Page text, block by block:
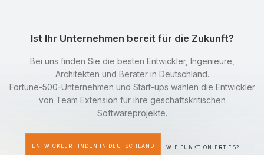
Ist Ihr Unternehmen bereit für die Zukunft?
Bei uns finden Sie die besten Entwickler, Ingenieure,
Architekten und Berater in Deutschland.
Fortune-500-Unternehmen und Start-ups wählen die Entwickler
von Team Extension für ihre geschäftskritischen
Softwareprojekte.
ENTWICKLER FINDEN IN DEUTSCHLAND WIE FUNKTIONIERT ES?